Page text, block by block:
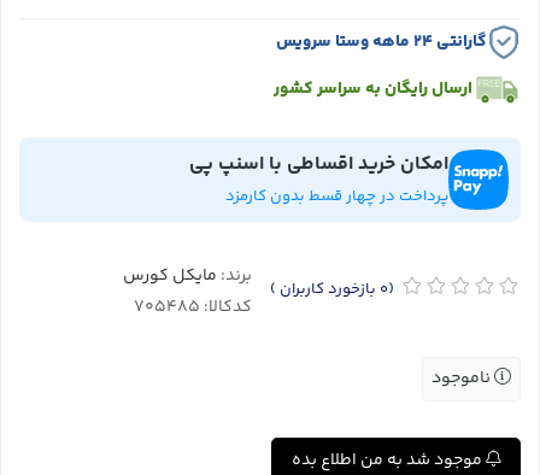
گارانتی ۲۴ ماهه وستا سرویس
ارسال رایگان به سراسر کشور
امکان خرید اقساطی با اسنپ پی
پرداخت در چهار قسط بدون کارمزد
(0 بازخورد کاربران ) برند: مایکل کورس
کدکالا:
ناموجود
موجود شد به من اطلاع بده